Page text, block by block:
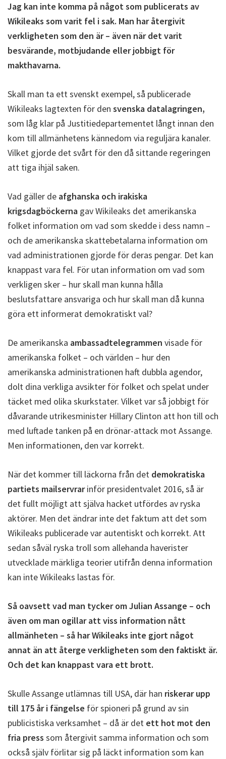
Jag kan inte komma på något som publicerats av
Wikileaks som varit fel i sak. Man har återgivit
verkligheten som den är – även när det varit
besvärande, motbjudande eller jobbigt för
makthavarna.
Skall man ta ett svenskt exempel, så publicerade
Wikileaks lagtexten för den svenska datalagringen,
som låg klar på Justitiedepartementet långt innan den
kom till allmänhetens kännedom via reguljära kanaler.
Vilket gjorde det svårt för den då sittande regeringen
att tiga ihjäl saken.
Vad gäller de afghanska och irakiska
krigsdagböckerna gav Wikileaks det amerikanska
folket information om vad som skedde i dess namn –
och de amerikanska skattebetalarna information om
vad administrationen gjorde för deras pengar. Det kan
knappast vara fel. För utan information om vad som
verkligen sker – hur skall man kunna hålla
beslutsfattare ansvariga och hur skall man då kunna
göra ett informerat demokratiskt val?
De amerikanska ambassadtelegrammen visade för
amerikanska folket – och världen – hur den
amerikanska administrationen haft dubbla agendor,
dolt dina verkliga avsikter för folket och spelat under
täcket med olika skurkstater. Vilket var så jobbigt för
dåvarande utrikesminister Hillary Clinton att hon till och
med luftade tanken på en drönar-attack mot Assange.
Men informationen, den var korrekt.
När det kommer till läckorna från det demokratiska
partiets mailservrarinför presidentvalet 2016, så är
det fullt möjligt att själva hacket utfördes av ryska
aktörer. Men det ändrar inte det faktum att det som
Wikileaks publicerade var autentiskt och korrekt. Att
sedan såväl ryska troll som allehanda haverister
utvecklade märkliga teorier utifrån denna information
kan inte Wikileaks lastas för.
Så oavsett vad man tycker om Julian Assange – och
även om man ogillar att viss information nått
allmänheten – så har Wikileaks inte gjort något
annat än att återge verkligheten som den faktiskt är.
Och det kan knappast vara ett brott.
Skulle Assange utlämnas till USA, där han riskerar upp
till 175 år i fängelse för spioneri på grund av sin
publicistiska verksamhet – då är det ett hot mot den
fria press som återgivit samma information och som
också själv förlitar sig på läckt information som kan